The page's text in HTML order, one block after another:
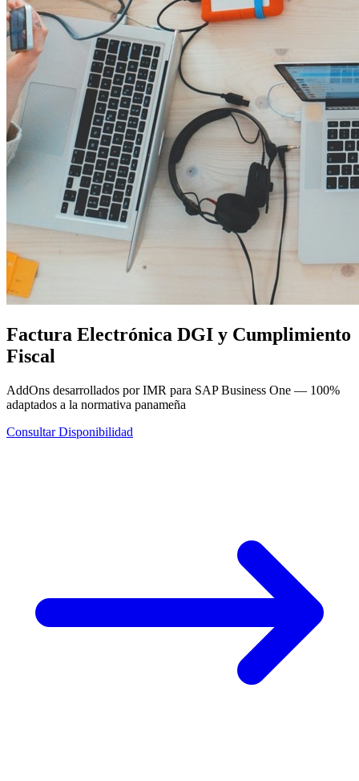
Factura Electrónica DGI y Cumplimiento
Fiscal
AddOns desarrollados por IMR para SAP Business One — 100%
adaptados a la normativa panameña
Consultar Disponibilidad